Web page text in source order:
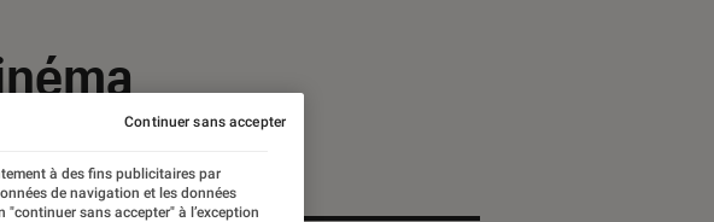
à des fins publicitaires par
de navigation et les données
"continuer sans accepter" à l’exception
Continuer sans accepter